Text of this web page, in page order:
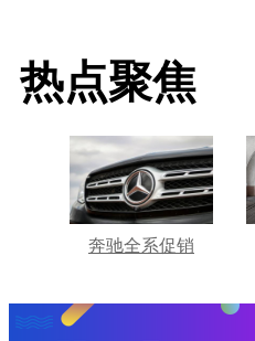
热点聚焦
奔驰全系促销